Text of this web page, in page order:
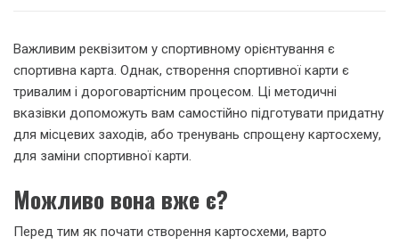
Важливим реквізитом у спортивному орієнтування є
спортивна карта. Однак, створення спортивної карти є
тривалим і дороговартісним процесом. Ці методичні
вказівки допоможуть вам самостійно підготувати придатну
для місцевих заходів, або тренувань спрощену картосхему,
для заміни спортивної карти.
Можливо вона вже є?
Перед тим як почати створення картосхеми, варто